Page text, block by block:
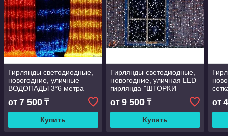
Гирлянды светодиодные,
новогодние, уличные
ВОДОПАДЫ 3*6 метра
от 7 500 ₸
Купить
Гирлянды светодиодные,
новогодние, уличная LED
гирлянда "ШТОРКИ
ЗАНАВЕС" длина: 2-6
метров
от 9 500₸
Купить
от